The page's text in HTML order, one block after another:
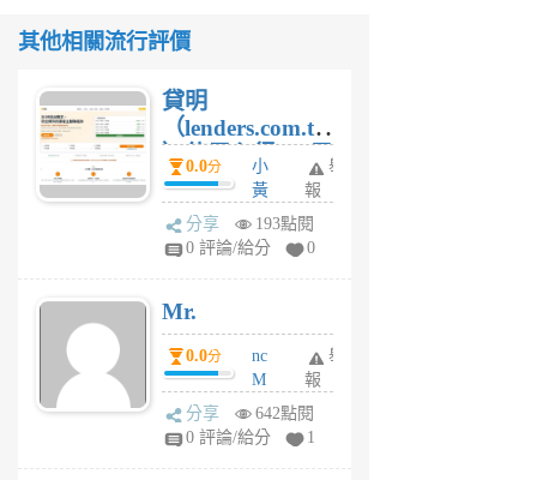
其他相關流行評價
貸明
（lenders.com.tw
）使用心得 — 民
間貸款比較平台
體驗
0.0分
小
黃
蜂
1
舉
報
分享
193點閱
0 評論/給分
0
Mr.
0.0分
nc
M
U
F
舉
報
分享
642點閱
0 評論/給分
1